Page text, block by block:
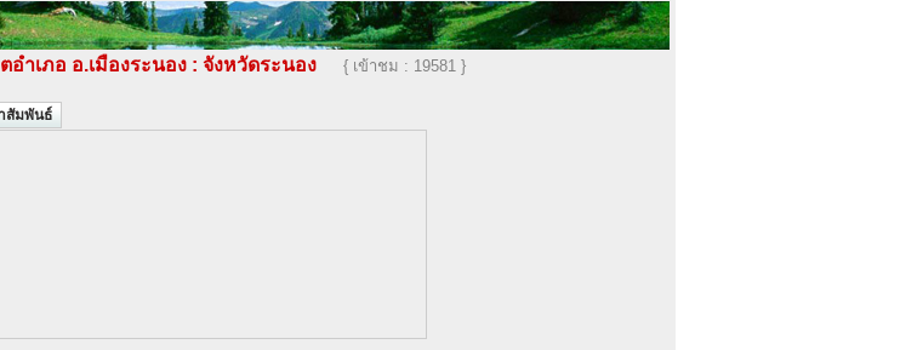
อำเภอ อ.เมืองระนอง : จังหวัดระนอง { เข้าชม : 19581 }
สัมพันธ์